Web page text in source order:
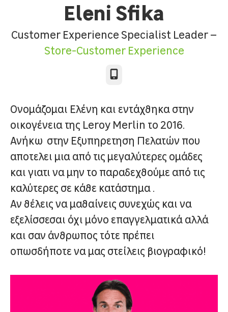
Eleni Sfika
Customer Experience Specialist Leader –
Store-Customer Experience
Τηλέφωνο
Ονομάζομαι Ελένη και εντάχθηκα στην
οικογένεια της Leroy Merlin το 2016.
Ανήκω στην Εξυπηρετηση Πελατών που
αποτελει μια από τις μεγαλύτερες ομάδες
και γιατι να μην το παραδεχθούμε από τις
καλύτερες σε κάθε κατάστημα .
Αν θέλεις να μαθαίνεις συνεχώς και να
εξελίσσεσαι όχι μόνο επαγγελματικά αλλά
και σαν άνθρωπος τότε πρέπει
οπωσδήποτε να μας στείλεις βιογραφικό!